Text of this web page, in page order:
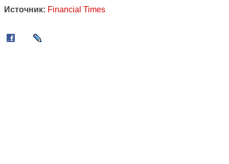
Источник: Financial Times